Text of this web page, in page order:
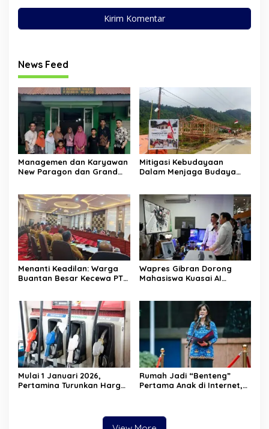
News Feed
Managemen dan Karyawan
New Paragon dan Grand
Asuhan
Mitigasi Kebudayaan
Dalam Menjaga Budaya
Menanti Keadilan: Warga
Buantan Besar Kecewa PT
Wapres Gibran Dorong
Mahasiswa Kuasai AI
Transformasi Digital
Mulai 1 Januari 2026,
Pertamina Turunkan Harga
Rumah Jadi “Benteng”
Pertama Anak di Internet,